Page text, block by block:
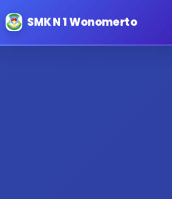
SMK N 1 Wonomerto